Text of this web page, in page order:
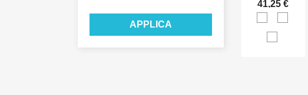
APPLICA
41,25 €